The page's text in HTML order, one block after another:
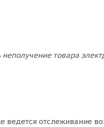
товара
отслеживание